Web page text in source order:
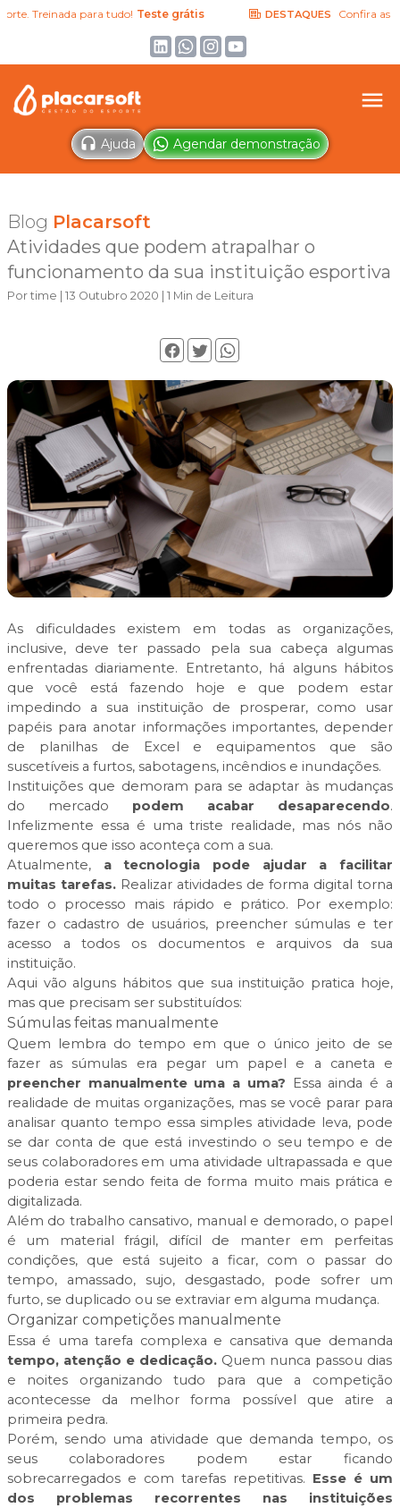
Treinada para tudo! Teste grátis DESTAQUES Confira as
Ajuda Agendar demonstração
Blog Placarsoft
Atividades que podem atrapalhar o
funcionamento da sua instituição esportiva
Por time | 13 Outubro 2020 | 1 Min de Leitura
As dificuldades existem em todas as organizações,
inclusive, deve ter passado pela sua cabeça algumas
enfrentadas diariamente. Entretanto, há alguns hábitos
que você está fazendo hoje e que podem estar
impedindo a sua instituição de prosperar, como usar
papéis para anotar informações importantes, depender
de planilhas de Excel e equipamentos que são
suscetíveis a furtos, sabotagens, incêndios e inundações.
Instituições que demoram para se adaptar às mudanças
do mercado podem acabar desaparecendo.
Infelizmente essa é uma triste realidade, mas nós não
queremos que isso aconteça com a sua.
Atualmente, a tecnologia pode ajudar a facilitar
muitas tarefas. Realizar atividades de forma digital torna
todo o processo mais rápido e prático. Por exemplo:
fazer o cadastro de usuários, preencher súmulas e ter
acesso a todos os documentos e arquivos da sua
instituição.
Aqui vão alguns hábitos que sua instituição pratica hoje,
mas que precisam ser substituídos:
Súmulas feitas manualmente
Quem lembra do tempo em que o único jeito de se
fazer as súmulas era pegar um papel e a caneta e
preencher manualmente uma a uma? Essa ainda é a
realidade de muitas organizações, mas se você parar para
analisar quanto tempo essa simples atividade leva, pode
se dar conta de que está investindo o seu tempo e de
seus colaboradores em uma atividade ultrapassada e que
poderia estar sendo feita de forma muito mais prática e
digitalizada.
Além do trabalho cansativo, manual e demorado, o papel
é um material frágil, difícil de manter em perfeitas
condições, que está sujeito a ficar, com o passar do
tempo, amassado, sujo, desgastado, pode sofrer um
furto, se duplicado ou se extraviar em alguma mudança.
Organizar competições manualmente
Essa é uma tarefa complexa e cansativa que demanda
tempo, atenção e dedicação. Quem nunca passou dias
e noites organizando tudo para que a competição
acontecesse da melhor forma possível que atire a
primeira pedra.
Porém, sendo uma atividade que demanda tempo, os
seus colaboradores podem estar ficando
sobrecarregados e com tarefas repetitivas. Esse é um
dos problemas recorrentes nas instituições